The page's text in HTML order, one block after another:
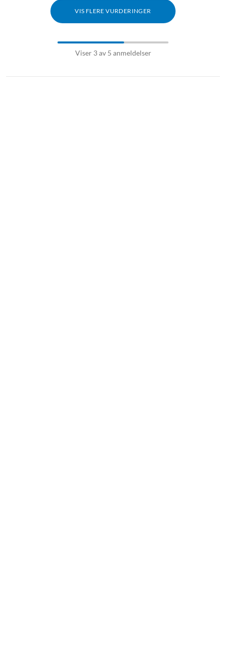
VIS FLERE VURDERINGER
Viser 3 av 5 anmeldelser